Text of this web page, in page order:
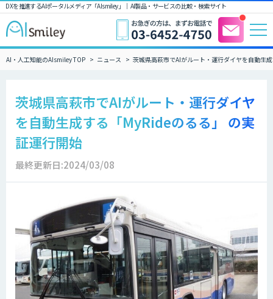
DXを推進するAIポータルメディア「AIsmiley」｜ AI製品・サービスの比較・検索サイト
AI・人工知能のAIsmiley TOP ニュース 茨城県高萩市でAIがルート・運行ダイヤを自動生
茨城県高萩市でAIがルート・運行ダイヤ
を自動生成する「MyRideのるる」 の実
証運行開始
最終更新日:2024/03/08